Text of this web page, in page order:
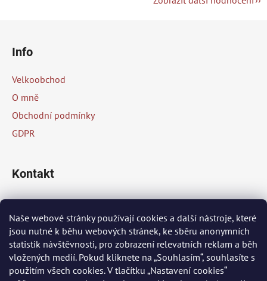
Naše webové stránky používají cookies a další nástroje, které
jsou nutné k běhu webových stránek, ke sběru anonymních
statistik návštěvnosti, pro zobrazení relevatních reklam a běh
vložených medií. Pokud kliknete na „Souhlasím“, souhlasíte s
použitím všech cookies. V tlačítku „Nastavení cookies“
Info
Velkoobchod
O mně
Obchodní podmínky
GDPR
Kontakt
+420 778 002 430